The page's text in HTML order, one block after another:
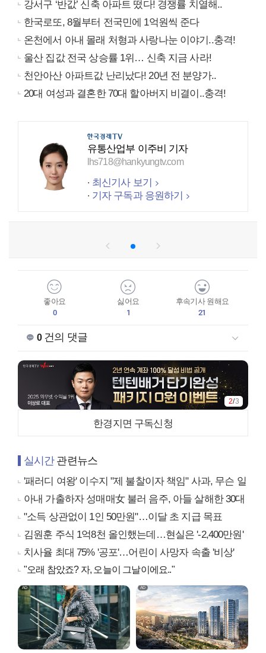
강서구 ‘반값’ 신축 아파트 떴다! 경쟁률 치열해..
한국로또, 8월부터 전국민에 1억원씩 준다
온천에서 아내 몰래 처형과 사랑나눈 이야기..충격!
울산 집값 전국 상승률 1위… 신축 지금 사라!
천안아산 아파트값 난리났다! 20년 전 분양가..
20대 여성과 결혼한 70대 할아버지 비결이..충격!
유통산업부 이주비 기자
lhs718@hankyungtv.com
최신기사 보기
기자 구독과 응원하기
좋아요
0
싫어요
1
후속기사 원해요
21
0건의 댓글
2/3
한경지면 구독신청
실시간관련뉴스
'패러디 여왕' 이수지 "제 불찰이자 책임" 사과, 무슨 일
아내 가출하자 성매매女 불러 음주, 아들 살해한 30대
"소득 상관없이 1인 50만원"…이달 초 지급 목표
김원훈 주식 1억8천 올인했는데…현실은 '-2,400만원'
치사율 최대 75% '공포'…어린이 사망자 속출 '비상'
"오래 참았죠? 자, 오늘이 그날이에요.."